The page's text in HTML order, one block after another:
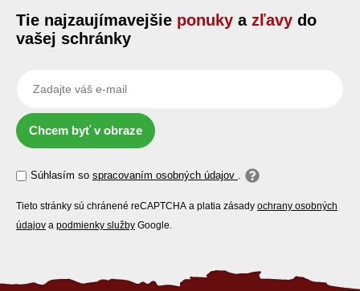
Tie najzaujímavejšie ponuky a zľavy do
vašej schránky
Chcem byť v obraze
Súhlasím so spracovaním osobných údajov .
Tieto stránky sú chránené reCAPTCHA a platia zásady ochrany osobných
údajov a podmienky služby Google.